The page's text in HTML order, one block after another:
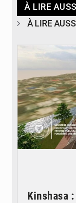
À LIRE
À LIRE
Kinshasa